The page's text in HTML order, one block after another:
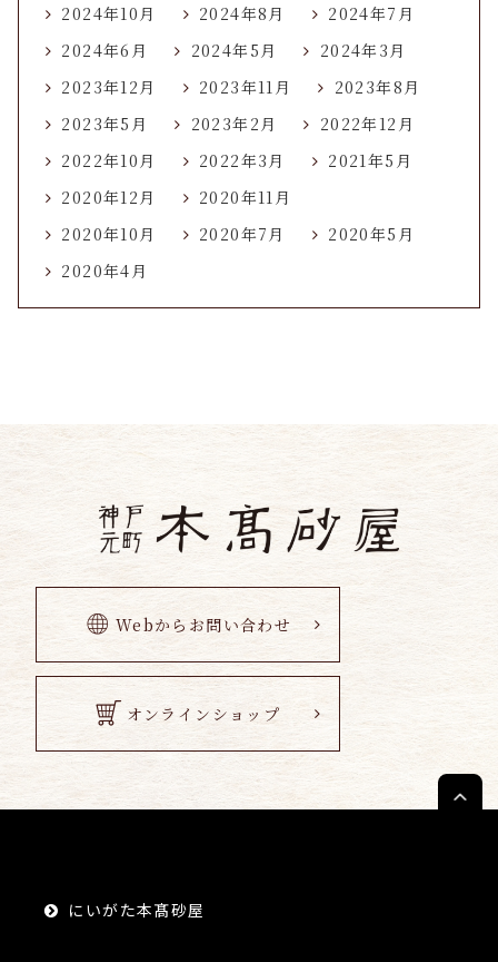
2024年10月
2024年8月
2024年7月
2024年6月
2024年5月
2024年3月
2023年12月
2023年11月
2023年8月
2023年5月
2023年2月
2022年12月
2022年10月
2022年3月
2021年5月
2020年12月
2020年11月
2020年10月
2020年7月
2020年5月
2020年4月
Webからお問い合わせ
オンラインショップ
にいがた本髙砂屋